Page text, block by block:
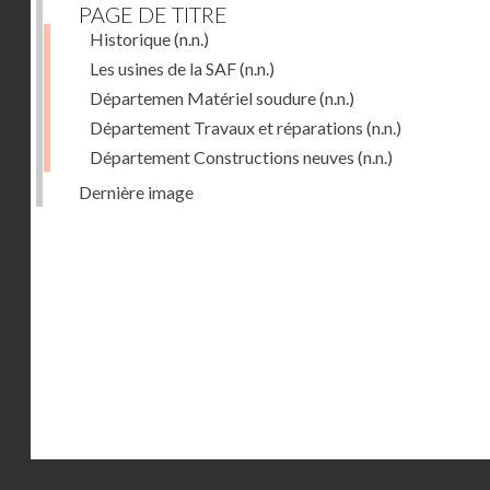
PAGE DE TITRE
Historique(n.n.)
Les usines de la SAF(n.n.)
Départemen Matériel soudure(n.n.)
Département Travaux et réparations (n.n.)
Département Constructions neuves (n.n.)
Dernière image